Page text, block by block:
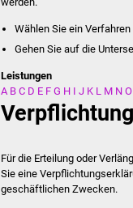
Wählen Sie ein
Gehen Sie auf die
Leistungen
A B C D E F G H I J K L M N O
Für die Erteilung oder
Sie eine
geschäftlichen Zwecken.